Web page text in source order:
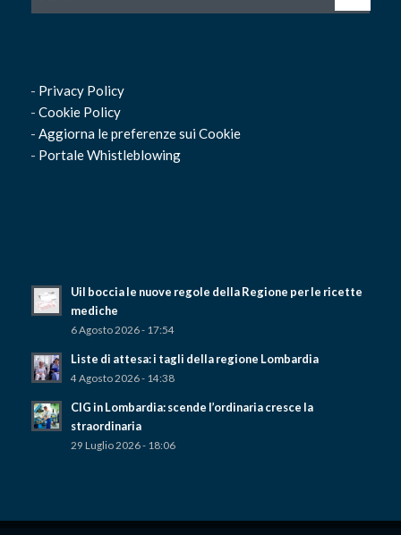
- Privacy Policy
- Cookie Policy
- Aggiorna le preferenze sui Cookie
- Portale Whistleblowing
Uil boccia le nuove regole della Regione per le ricette
mediche
6 Agosto 2026 - 17:54
Liste di attesa: i tagli della regione Lombardia
4 Agosto 2026 - 14:38
CIG in Lombardia: scende l’ordinaria cresce la
straordinaria
29 Luglio 2026 - 18:06